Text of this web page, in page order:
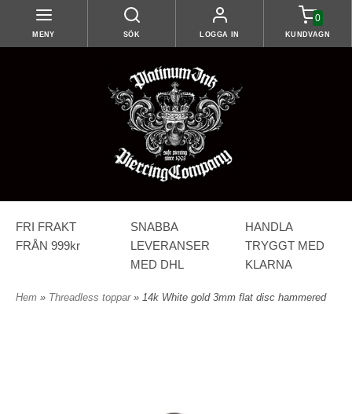
MENY SÖK LOGGA IN
0
KUNDVAGN
FRI FRAKT
FRÅN 999kr
SNABBA
LEVERANSER
MED DHL
HANDLA
TRYGGT MED
KLARNA
Hem » Threadless toppar » 14k White gold 3mm flat disc hammered